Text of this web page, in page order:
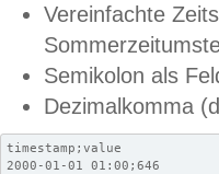
Vereinfachte
Semikolon als
Dezimalkomma
timestamp;value
2000-01-01 01:00;646